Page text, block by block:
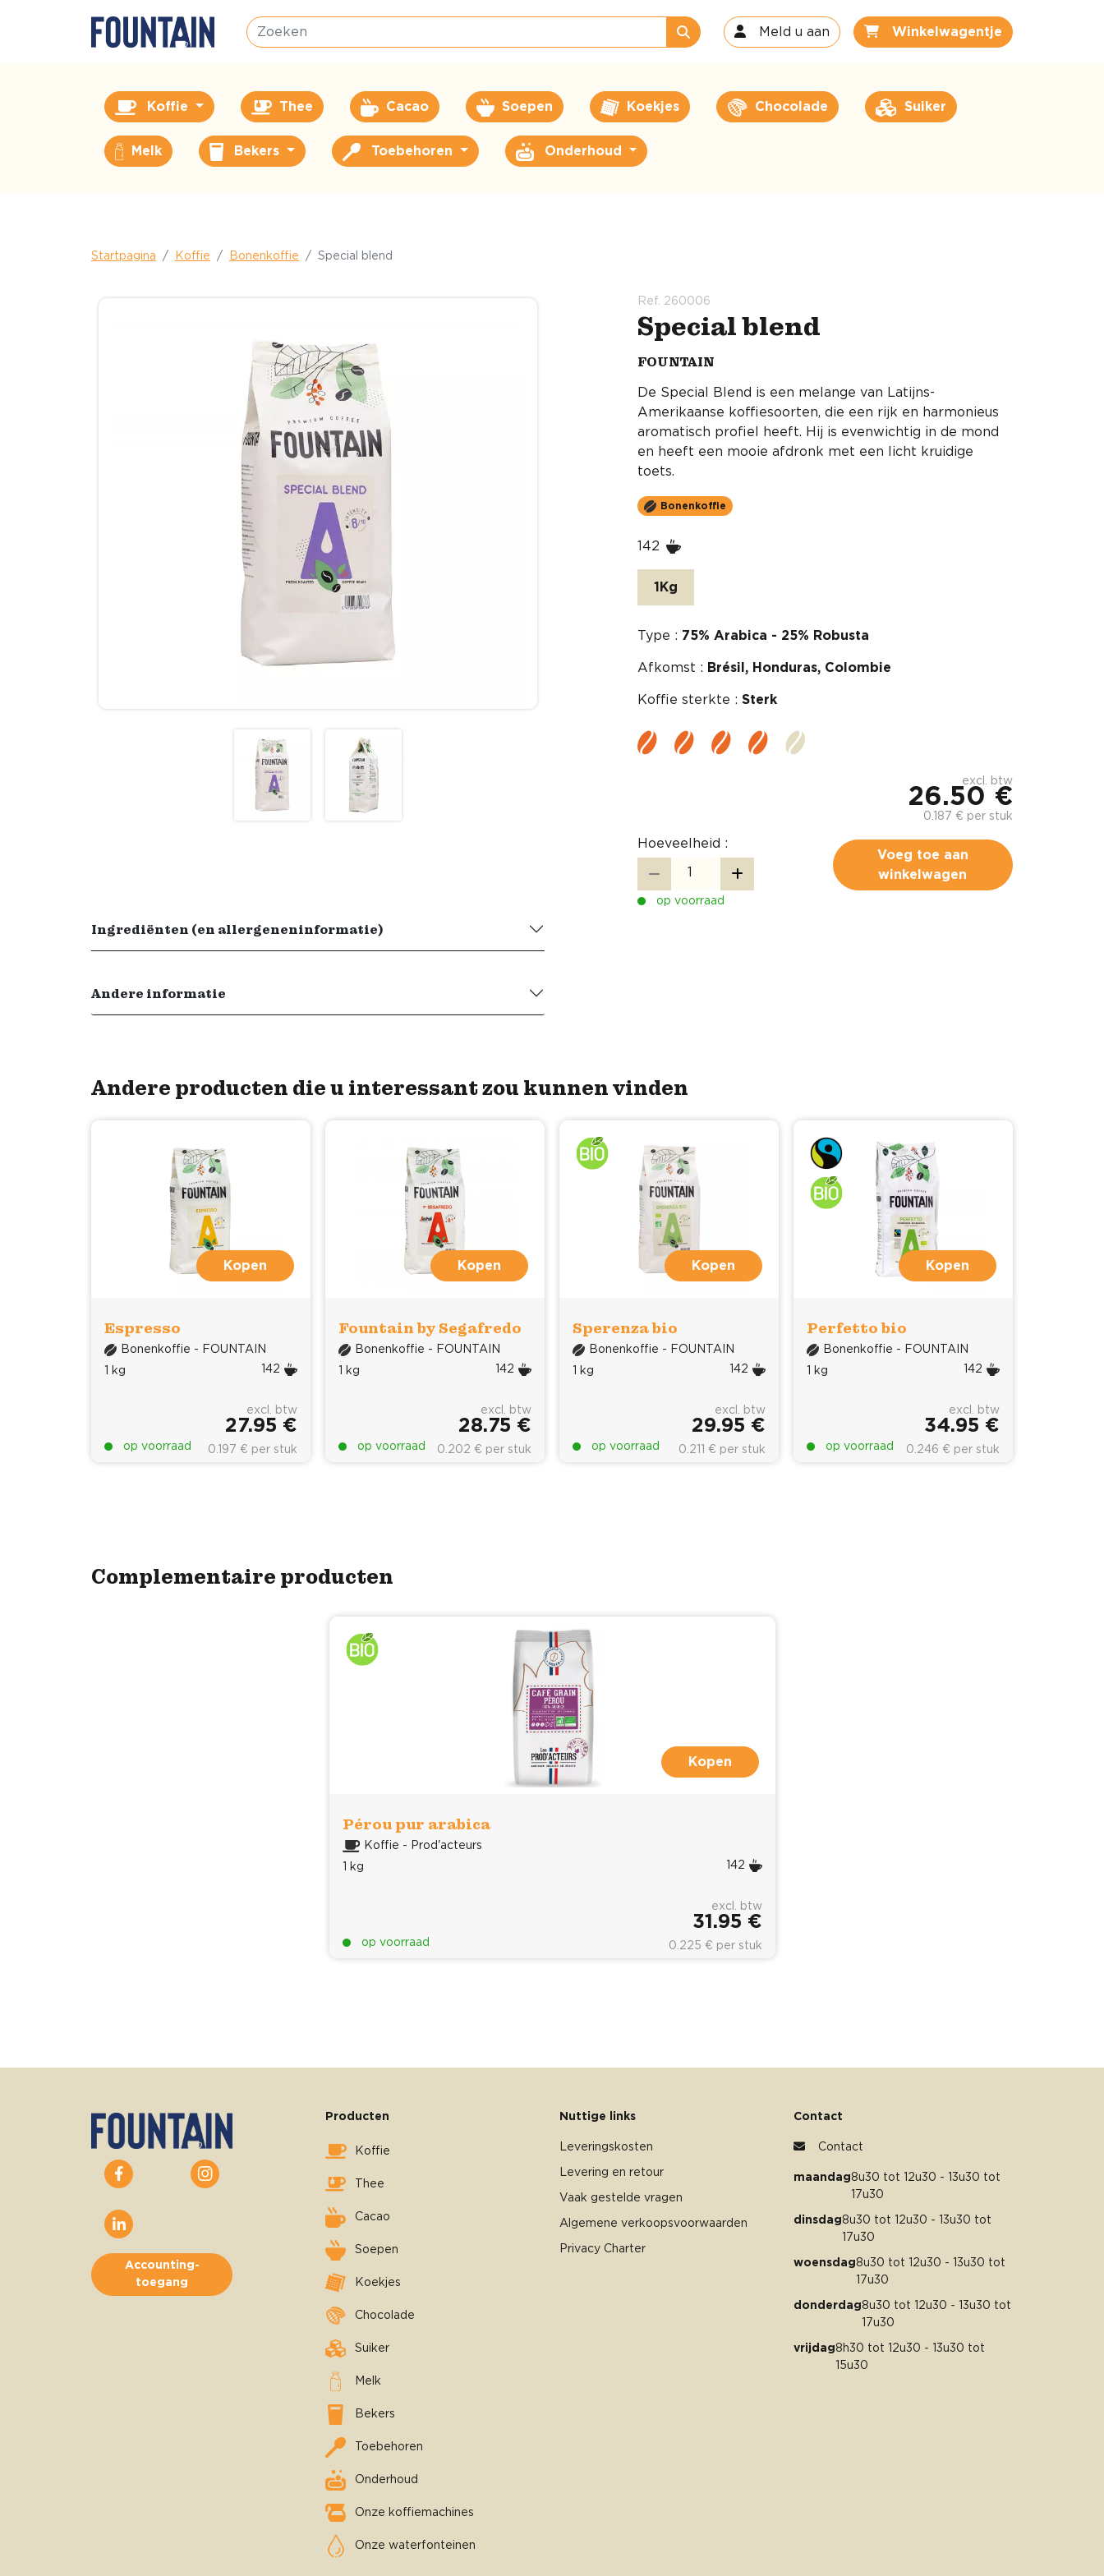
Meld u aan Winkelwagentje
Koffie Thee Cacao Soepen Koekjes Chocolade Suiker
Melk Bekers Toebehoren Onderhoud
Startpagina Koffie Bonenkoffie Special blend
Ingrediënten (en allergeneninformatie)
Andere informatie
Ref. 260006
Special blend
FOUNTAIN
De Special Blend is een melange van Latijns-
Amerikaanse koffiesoorten, die een rijk en harmonieus
aromatisch profiel heeft. Hij is evenwichtig in de mond
en heeft een mooie afdronk met een licht kruidige
toets.
Bonenkoffie
142
1Kg
Type : 75% Arabica - 25% Robusta
Afkomst : Brésil, Honduras, Colombie
Koffie sterkte : Sterk
Hoeveelheid :
excl. btw
26.50 €
0.187 € per stuk
Voeg toe aan
winkelwagen
op voorraad
Andere producten die u interessant zou kunnen vinden
Kopen
Espresso
Bonenkoffie - FOUNTAIN
1 kg
142
op voorraad
excl. btw
27.95 €
0.197 € per stuk
Kopen
Fountain by Segafredo
Bonenkoffie - FOUNTAIN
1 kg
142
op voorraad
excl. btw
28.75 €
0.202 € per stuk
Kopen
Sperenza bio
Bonenkoffie - FOUNTAIN
1 kg
142
op voorraad
excl. btw
29.95 €
0.211 € per stuk
Kopen
Perfetto bio
Bonenkoffie - FOUNTAIN
1 kg
142
op voorraad
excl. btw
34.95 €
0.246 € per stuk
Complementaire producten
Kopen
Pérou pur arabica
Koffie - Prod'acteurs
1 kg
142
op voorraad
excl. btw
31.95 €
0.225 € per stuk
Accounting-
toegang
Producten
Koffie
Thee
Cacao
Soepen
Koekjes
Chocolade
Suiker
Melk
Bekers
Toebehoren
Onderhoud
Onze koffiemachines
Onze waterfonteinen
Nuttige links
Leveringskosten
Levering en retour
Vaak gestelde vragen
Algemene verkoopsvoorwaarden
Privacy Charter
Contact
Contact
maandag8u30 tot 12u30 - 13u30 tot
17u30
dinsdag8u30 tot 12u30 - 13u30 tot
17u30
woensdag8u30 tot 12u30 - 13u30 tot
17u30
donderdag8u30 tot 12u30 - 13u30 tot
17u30
vrijdag8h30 tot 12u30 - 13u30 tot
15u30